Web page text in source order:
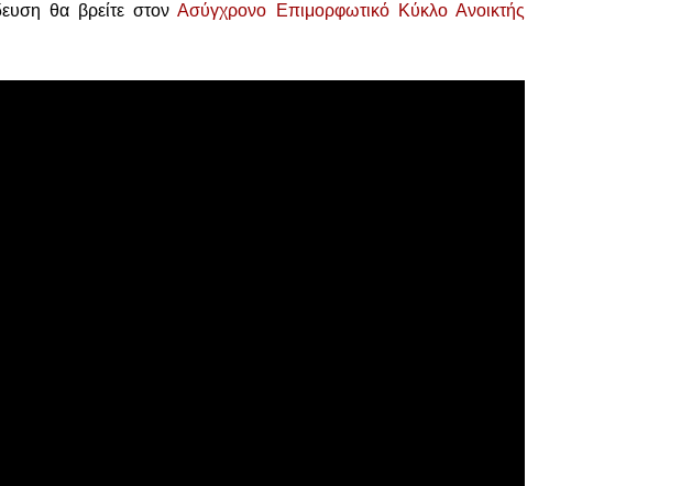
θα βρείτε στονΑσύγχρονο Επιμορφωτικό Κύκλο Ανοικτής